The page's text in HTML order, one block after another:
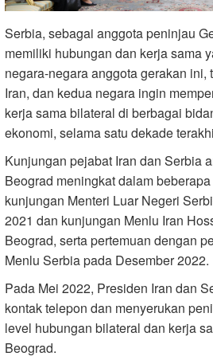
Serbia, sebagai anggota peninjau
memiliki hubungan dan kerja sama
negara-negara anggota gerakan
Iran, dan kedua negara ingin
kerja sama bilateral di berbagai
ekonomi, selama satu dekade
Kunjungan pejabat Iran dan Serbia
Beograd meningkat dalam
kunjungan Menteri Luar Negeri
2021 dan kunjungan Menlu Iran
Beograd, serta pertemuan dengan
Menlu Serbia pada Desember 2022.
Pada Mei 2022, Presiden Iran dan
kontak telepon dan menyerukan
level hubungan bilateral dan kerja
Beograd.